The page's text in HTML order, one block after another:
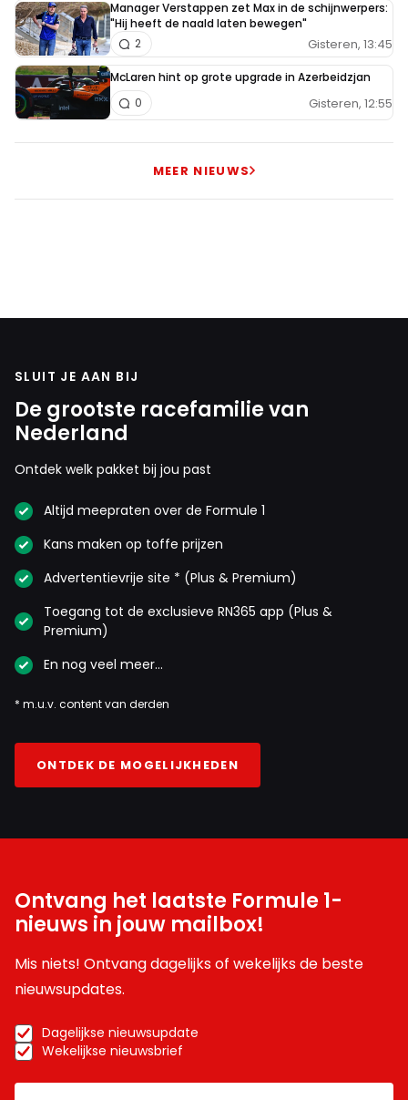
Manager Verstappen zet Max in de schijnwerpers:
"Hij heeft de naald laten bewegen"
Gisteren, 13:45
2
McLaren hint op grote upgrade in Azerbeidzjan
Gisteren, 12:55
0
MEER NIEUWS
SLUIT JE AAN BIJ
De grootste racefamilie van
Nederland
Ontdek welk pakket bij jou past
Altijd meepraten over de Formule 1
Kans maken op toffe prijzen
Advertentievrije site * (Plus & Premium)
Toegang tot de exclusieve RN365 app (Plus &
Premium)
En nog veel meer…
* m.u.v. content van derden
ONTDEK DE MOGELIJKHEDEN
Ontvang het laatste Formule 1-
nieuws in jouw mailbox!
Mis niets! Ontvang dagelijks of wekelijks de beste
nieuwsupdates.
Dagelijkse nieuwsupdate
Wekelijkse nieuwsbrief